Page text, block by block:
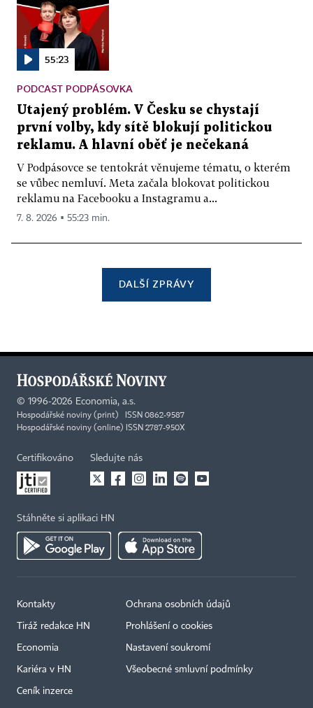
55:23
PODCAST PODPÁSOVKA
Utajený problém. V Česku se chystají
první volby, kdy sítě blokují politickou
reklamu. A hlavní oběť je nečekaná
V Podpásovce se tentokrát věnujeme tématu, o kterém
se vůbec nemluví. Meta začala blokovat politickou
reklamu na Facebooku a Instagramu a...
7. 8. 2026 ▪ 55:23 min.
DALŠÍ ZPRÁVY
© 1996-2026 Economia, a.s.
Hospodářské noviny (print) ISSN 0862-9587
Hospodářské noviny (online) ISSN 2787-950X
Certifikováno Sledujte nás
Stáhněte si aplikaci HN
Kontakty
Tiráž redakce HN
Economia
Kariéra v HN
Ceník inzerce
Ochrana osobních údajů
Prohlášení o cookies
Nastavení soukromí
Všeobecné smluvní podmínky